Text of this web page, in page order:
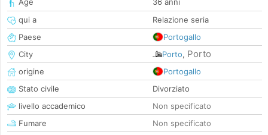
qui a
Relazione seria
Paese
Portogallo
City
Porto, Porto
origine
Portogallo
Stato civile
Divorziato
livello accademico
Non specificato
Fumare
Non specificato